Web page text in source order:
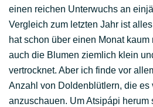
einen reichen Unterwuchs an
Vergleich zum letzten Jahr ist
hat schon über einen Monat
auch die Blumen ziemlich klein
vertrocknet. Aber ich finde vor
Anzahl von Doldenblütlern, die es
anzuschauen. Um Atsipápi herum